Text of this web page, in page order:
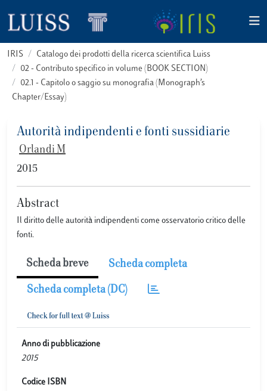
IRIS
Catalogo dei prodotti della ricerca scientifica Luiss
02 - Contributo specifico in volume (BOOK SECTION)
02.1 - Capitolo o saggio su monografia (Monograph’s
Chapter/Essay)
Autorità indipendenti e fonti sussidiarie
Orlandi M
2015
Abstract
Il diritto delle autorità indipendenti come osservatorio critico delle
fonti.
Scheda breve Scheda completa
Scheda completa (DC)
Anno di pubblicazione
2015
Codice ISBN